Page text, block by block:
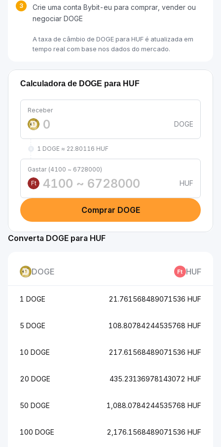
3
Crie uma conta Bybit-eu para comprar, vender ou
negociar DOGE
A taxa de câmbio de DOGE para HUF é atualizada em
tempo real com base nos dados do mercado.
Calculadora de DOGE para HUF
Receber
DOGE
1 DOGE ≈ 22.80116 HUF
Gastar (4100 ~ 6728000)
Ft
HUF
Comprar DOGE
Converta DOGE para HUF
DOGE HUF
1 DOGE 21.761568489071536 HUF
5 DOGE 108.80784244535768 HUF
10 DOGE 217.61568489071536 HUF
20 DOGE 435.23136978143072 HUF
50 DOGE 1,088.0784244535768 HUF
100 DOGE 2,176.1568489071536 HUF